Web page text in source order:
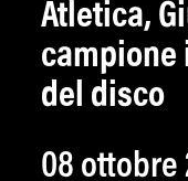
Atletica,
del disco
08 ottobre